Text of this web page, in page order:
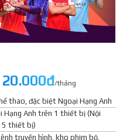
/tháng
thao, đặc biệt Ngoại Hạng Anh
Hạng Anh trên 1 thiết bị (Nội
5 thiết bị)
truyền hình, kho phim bộ,